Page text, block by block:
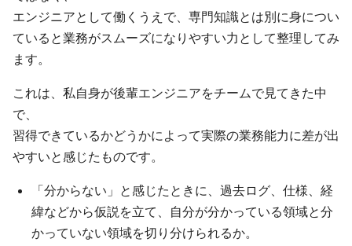
エンジニアとして働くうえで、専門知識とは別に身につい
ていると業務がスムーズになりやすい力として整理してみ
ます。
これは、私自身が後輩エンジニアをチームで見てきた中
で、
習得できているかどうかによって実際の業務能力に差が出
やすいと感じたものです。
「分からない」と感じたときに、過去ログ、仕様、経
緯などから仮説を立て、自分が分かっている領域と分
かっていない領域を切り分けられるか。